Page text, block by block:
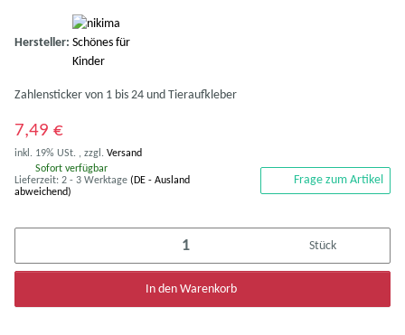
Hersteller:
Zahlensticker von 1 bis 24 und Tieraufkleber
7,49 €
inkl. 19% USt. , zzgl. Versand
Sofort verfügbar
Lieferzeit: 2 - 3 Werktage (DE - Ausland
abweichend)
Frage zum Artikel
Stück
In den Warenkorb